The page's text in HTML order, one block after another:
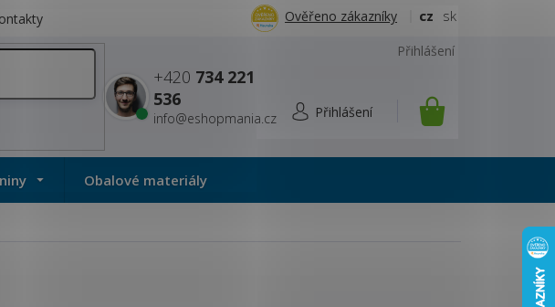
Ověřeno zákazníky cz sk
+420 734 221
536
info@eshopmania.cz
Přihlášení
NÁKUPNÍ
Obalové materiály